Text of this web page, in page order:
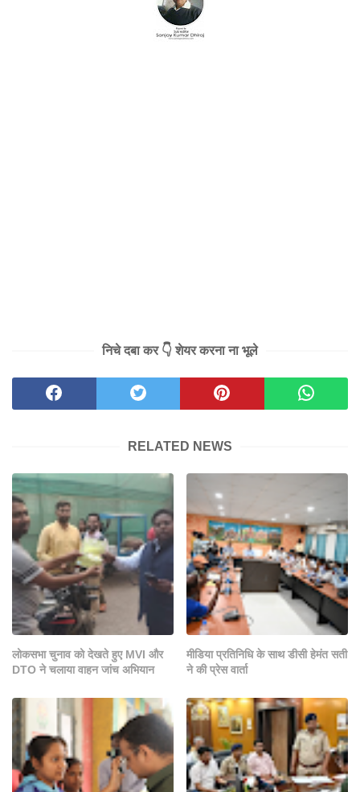
निचे दबा कर 👇 शेयर करना ना भूले
RELATED NEWS
लोकसभा चुनाव को देखते हुए MVI और
DTO ने चलाया वाहन जांच अभियान
मीडिया प्रतिनिधि के साथ डीसी हेमंत सती
ने की प्रेस वार्ता